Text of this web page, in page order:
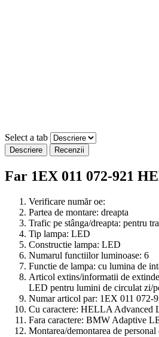
Select a tab
Descriere Recenzii
Far 1EX 011 072-921
Verificare număr oe:
Partea de montare: dreapta
Trafic pe stânga/dreapta: pentru
Tip lampa: LED
Constructie lampa: LED
Numarul functiilor luminoase: 6
Functie de lampa: cu lumina de
Articol extins/informatii de
LED pentru lumini de circulat zi/
Numar articol par: 1EX 011 072-
Cu caractere: HELLA Advanced
Fara caractere: BMW Adaptive
Montarea/demontarea de personal